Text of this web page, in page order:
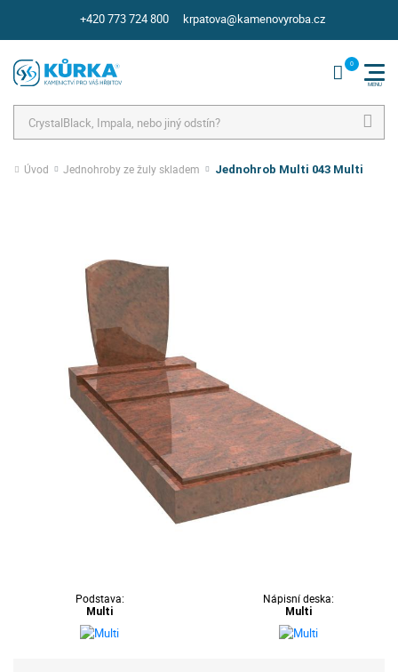
+420 773 724 800 krpatova@kamenovyroba.cz
Úvod Jednohroby ze žuly skladem Jednohrob Multi 043 Multi
Podstava:
Multi
Nápisní deska:
Multi